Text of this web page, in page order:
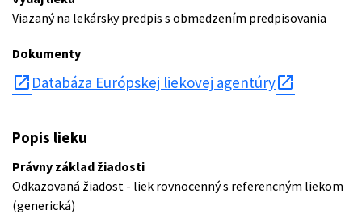
Viazaný na lekársky predpis s obmedzením predpisovania
Dokumenty
open_in_new Databáza Európskej liekovej agentúry
Popis lieku
Právny základ žiadosti
Odkazovaná žiadost - liek rovnocenný s referencným liekom
(generická)